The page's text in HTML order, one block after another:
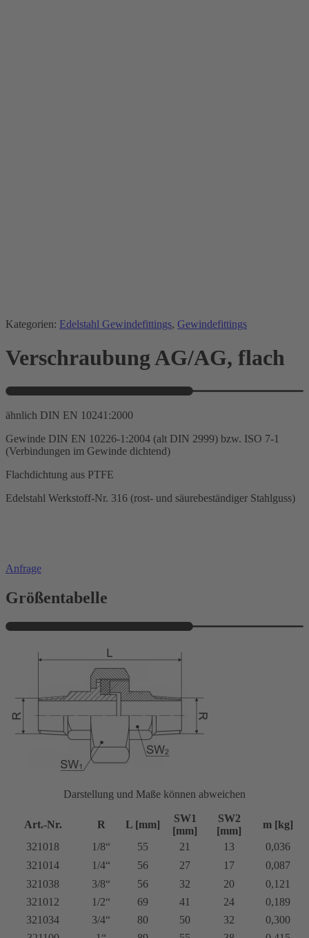
Kategorien: Edelstahl Gewindefittings, Gewindefittings
Verschraubung AG/AG, flach
ähnlich DIN EN 10241:2000
Gewinde DIN EN 10226-1:2004 (alt DIN 2999) bzw. ISO 7-1
(Verbindungen im Gewinde dichtend)
Flachdichtung aus PTFE
Edelstahl Werkstoff-Nr. 316 (rost- und säurebeständiger Stahlguss)
Anfrage
Größentabelle
Darstellung und Maße können abweichen
Art.-Nr. R L [mm]
SW1
[mm]
SW2
[mm]
m [kg]
321018
1/8“ 55 21 13
0,036
321014
1/4“ 56 27 17
0,087
321038
3/8“ 56 32 20
0,121
321012
1/2“ 69 41 24
0,189
321034
3/4“ 80 50 32
0,300